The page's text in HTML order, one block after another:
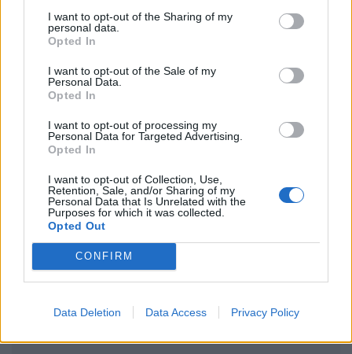
I want to opt-out of the Sharing of my
personal data.
Opted In
I want to opt-out of the Sale of my
Personal Data.
Opted In
I want to opt-out of processing my
Personal Data for Targeted Advertising.
Opted In
I want to opt-out of Collection, Use,
Retention, Sale, and/or Sharing of my
Personal Data that Is Unrelated with the
Purposes for which it was collected.
Opted Out
CONFIRM
Data Deletion Data Access Privacy Policy
Ακολουθήστε το Pink.gr στο
μάθετε πρώτοιτα πιο hot νέα .
Ακολουθήστε το Pink.gr και στο
ΔΙΑΦΗΜΙΣΗ